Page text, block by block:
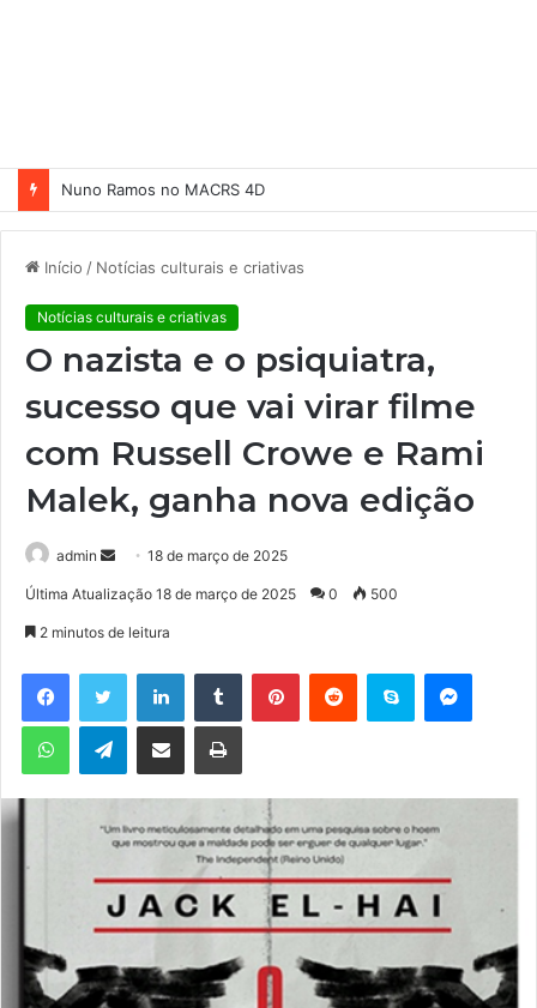
Nuno Ramos no MACRS 4D
Início / Notícias culturais e criativas
Notícias culturais e criativas
O nazista e o psiquiatra,
sucesso que vai virar filme
com Russell Crowe e Rami
Malek, ganha nova edição
admin
d
e
m
a
18 de março de 2025
Última Atualização 18 de março de 2025 0 500
2 minutos de leitura
Telegram